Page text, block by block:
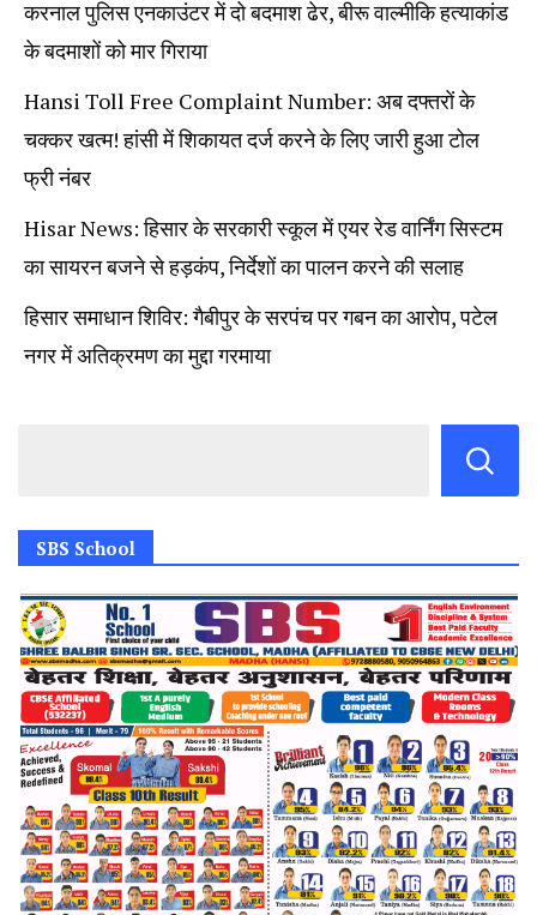
करनाल पुलिस एनकाउंटर में दो बदमाश ढेर, बीरू वाल्मीकि हत्याकांड
के बदमाशों को मार गिराया
Hansi Toll Free Complaint Number: अब दफ्तरों के
चक्कर खत्म! हांसी में शिकायत दर्ज करने के लिए जारी हुआ टोल
फ्री नंबर
Hisar News: हिसार के सरकारी स्कूल में एयर रेड वार्निंग सिस्टम
का सायरन बजने से हड़कंप, निर्देशों का पालन करने की सलाह
हिसार समाधान शिविर: गैबीपुर के सरपंच पर गबन का आरोप, पटेल
नगर में अतिक्रमण का मुद्दा गरमाया
SBS School